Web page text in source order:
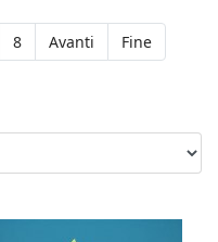
8 Avanti Fine